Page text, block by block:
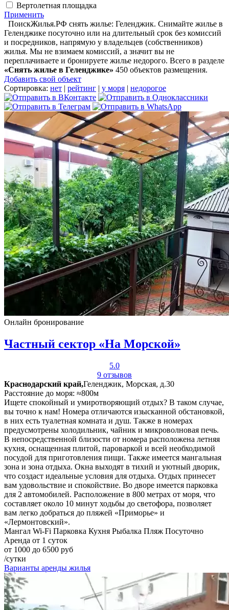
Вертолетная площадка
Применить
ПоискЖилья.РФ снять жилье: Геленджик. Снимайте жилье в
Геленджике посуточно или на длительный срок без комиссий
и посредников, напрямую у владельцев (собственников)
жилья. Мы не взимаем комиссий, а значит вы не
переплачиваете и бронируете жилье недорого. Всего в разделе
«Снять жилье в Геленджике» 450 объектов размещения.
Добавить свой объект
Сортировка: нет | рейтинг | у моря | недорогое
Онлайн бронирование
Частный сектор «На Морской»
5.0
9 отзывов
Краснодарский край,Геленджик, Морская, д.30
Расстояние до моря: ≈800м
Ищете спокойный и умиротворяющий отдых? В таком случае,
вы точно к нам! Номера отличаются изысканной обстановкой,
в них есть туалетная комната и душ. Также в номерах
предусмотрены холодильник, чайник и микроволновая печь.
В непосредственной близости от номера расположена летняя
кухня, оснащенная плитой, пароваркой и всей необходимой
посудой для приготовления пищи. Также имеется мангальная
зона и зона отдыха. Окна выходят в тихий и уютный дворик,
что создаст идеальные условия для отдыха. Отдых принесет
вам удовольствие и спокойствие. Во дворе имеется парковка
для 2 автомобилей. Расположение в 800 метрах от моря, что
составляет около 10 минут ходьбы до светофора, позволяет
вам легко добраться до пляжей «Приморье» и
«Лермонтовский».
Мангал Wi-Fi Парковка Кухня Рыбалка Пляж Посуточно
Аренда от 1 суток
от 1000 до 6500 руб
/сутки
Варианты аренды жилья